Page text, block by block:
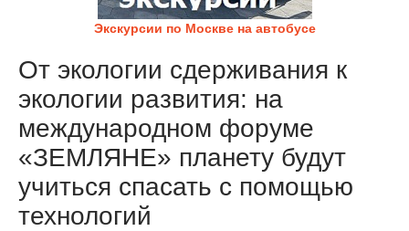
Экскурсии по Москве на автобусе
От экологии сдерживания к
экологии развития: на
международном форуме
«ЗЕМЛЯНЕ» планету будут
учиться спасать с помощью
технологий